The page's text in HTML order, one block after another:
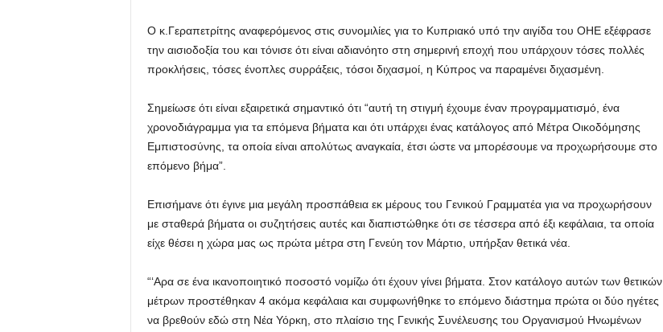
Ο κ.Γεραπετρίτης αναφερόμενος στις συνομιλίες για το Κυπριακό υπό την αιγίδα του ΟΗΕ εξέφρασε
την αισιοδοξία του και τόνισε ότι είναι αδιανόητο στη σημερινή εποχή που υπάρχουν τόσες πολλές
προκλήσεις, τόσες ένοπλες συρράξεις, τόσοι διχασμοί, η Κύπρος να παραμένει διχασμένη.
Σημείωσε ότι είναι εξαιρετικά σημαντικό ότι “αυτή τη στιγμή έχουμε έναν προγραμματισμό, ένα
χρονοδιάγραμμα για τα επόμενα βήματα και ότι υπάρχει ένας κατάλογος από Μέτρα Οικοδόμησης
Εμπιστοσύνης, τα οποία είναι απολύτως αναγκαία, έτσι ώστε να μπορέσουμε να προχωρήσουμε στο
επόμενο βήμα”.
Επισήμανε ότι έγινε μια μεγάλη προσπάθεια εκ μέρους του Γενικού Γραμματέα για να προχωρήσουν
με σταθερά βήματα οι συζητήσεις αυτές και διαπιστώθηκε ότι σε τέσσερα από έξι κεφάλαια, τα οποία
είχε θέσει η χώρα μας ως πρώτα μέτρα στη Γενεύη τον Μάρτιο, υπήρξαν θετικά νέα.
“‘Αρα σε ένα ικανοποιητικό ποσοστό νομίζω ότι έχουν γίνει βήματα. Στον κατάλογο αυτών των θετικών
μέτρων προστέθηκαν 4 ακόμα κεφάλαια και συμφωνήθηκε το επόμενο διάστημα πρώτα οι δύο ηγέτες
να βρεθούν εδώ στη Νέα Υόρκη, στο πλαίσιο της Γενικής Συνέλευσης του Οργανισμού Ηνωμένων